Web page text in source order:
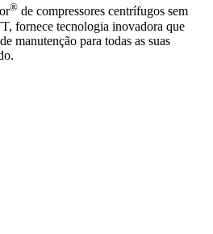
® de compressores centrífugos sem
fornece tecnologia inovadora que
manutenção para todas as suas